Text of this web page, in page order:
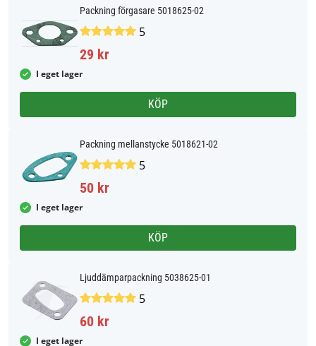
Packning förgasare 5018625-02
5
29 kr
I eget lager
KÖP
Packning mellanstycke 5018621-02
5
50 kr
I eget lager
KÖP
Ljuddämparpackning 5038625-01
5
60 kr
I eget lager